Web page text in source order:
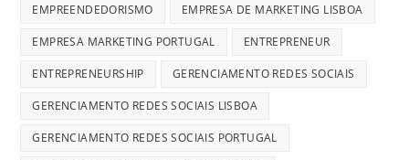
EMPREENDEDORISMO EMPRESA DE MARKETING LISBOA
EMPRESA MARKETING PORTUGAL ENTREPRENEUR
ENTREPRENEURSHIP GERENCIAMENTO REDES SOCIAIS
GERENCIAMENTO REDES SOCIAIS LISBOA
GERENCIAMENTO REDES SOCIAIS PORTUGAL